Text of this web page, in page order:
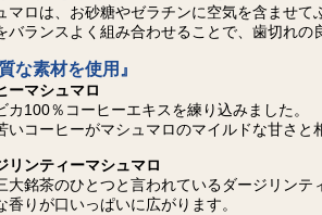
マロは、お砂糖やゼラチンに空気を含ませて
バランスよく組み合わせることで、歯切れの
な素材を使用』
ーマシュマロ
カ100％コーヒーエキスを練り込みました。
いコーヒーがマシュマロのマイルドな甘さと
リンティーマシュマロ
大銘茶のひとつと言われているダージリンテ
香りが口いっぱいに広がります。